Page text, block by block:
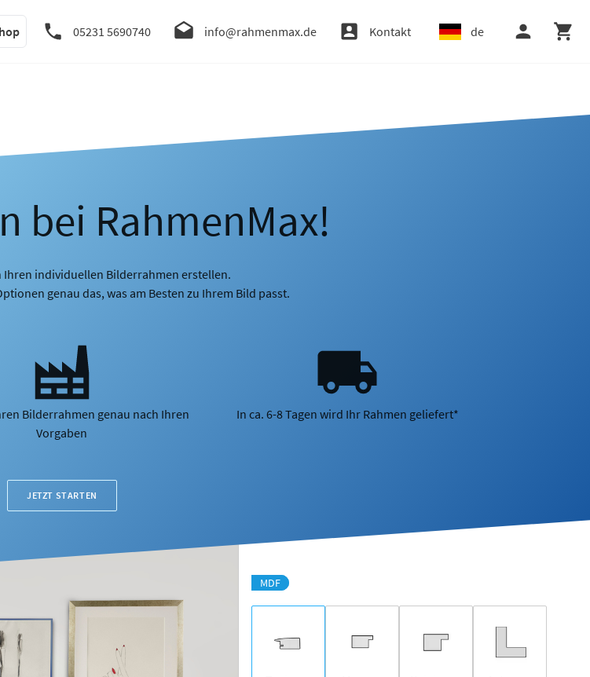
05231 5690740 info@rahmenmax.de Kontakt de
bei RahmenMax!
Ihren individuellen Bilderrahmen erstellen.
genau das, was am Besten zu Ihrem Bild passt.
Bilderrahmen genau nach Ihren
Vorgaben
In ca. 6-8 Tagen wird Ihr Rahmen geliefert*
JETZT STARTEN
MDF